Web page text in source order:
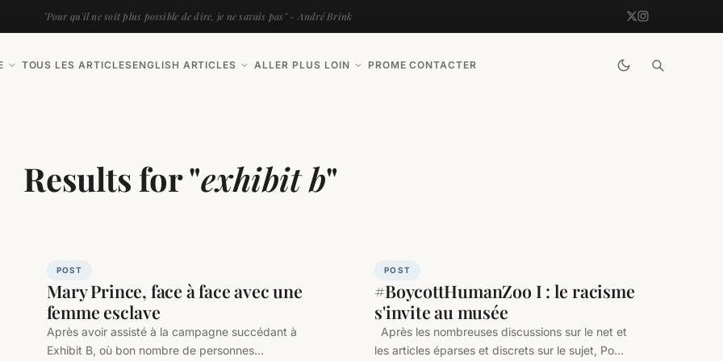
"Pour qu'il ne soit plus possible de dire, je ne savais pas" - André Brink
TOUS LES ARTICLESENGLISH ARTICLES ALLER PLUS LOIN PROME CONTACTER
Results for "exhibit b"
POST
Mary Prince, face à face avec une
femme esclave
Après avoir assisté à la campagne succédant à
Exhibit B, où bon nombre de personnes
POST
#BoycottHumanZoo I : le racisme
s'invite au musée
Après les nombreuses discussions sur le net et
les articles éparses et discrets sur le sujet, Po